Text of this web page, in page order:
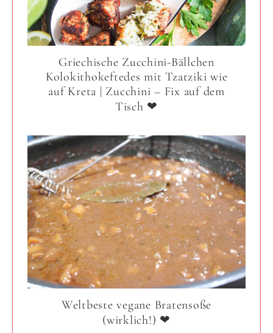
Griechische Zucchini-Bällchen
Kolokithokeftedes mit Tzatziki wie
auf Kreta | Zucchini – Fix auf dem
Tisch ❤
Weltbeste vegane Bratensoße
(wirklich!) ❤